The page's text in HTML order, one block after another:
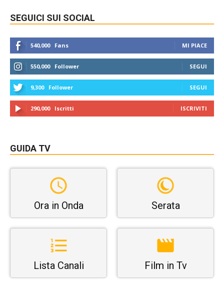
SEGUICI SUI SOCIAL
540,000 Fans MI PIACE
550,000 Follower SEGUI
9,300 Follower SEGUI
290,000 Iscritti ISCRIVITI
GUIDA TV
Ora in Onda Serata
Lista Canali Film in Tv